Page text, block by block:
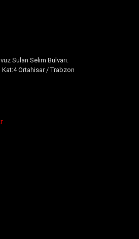
Sulan Selim Bulvarı.
Ortahisar / Trabzon